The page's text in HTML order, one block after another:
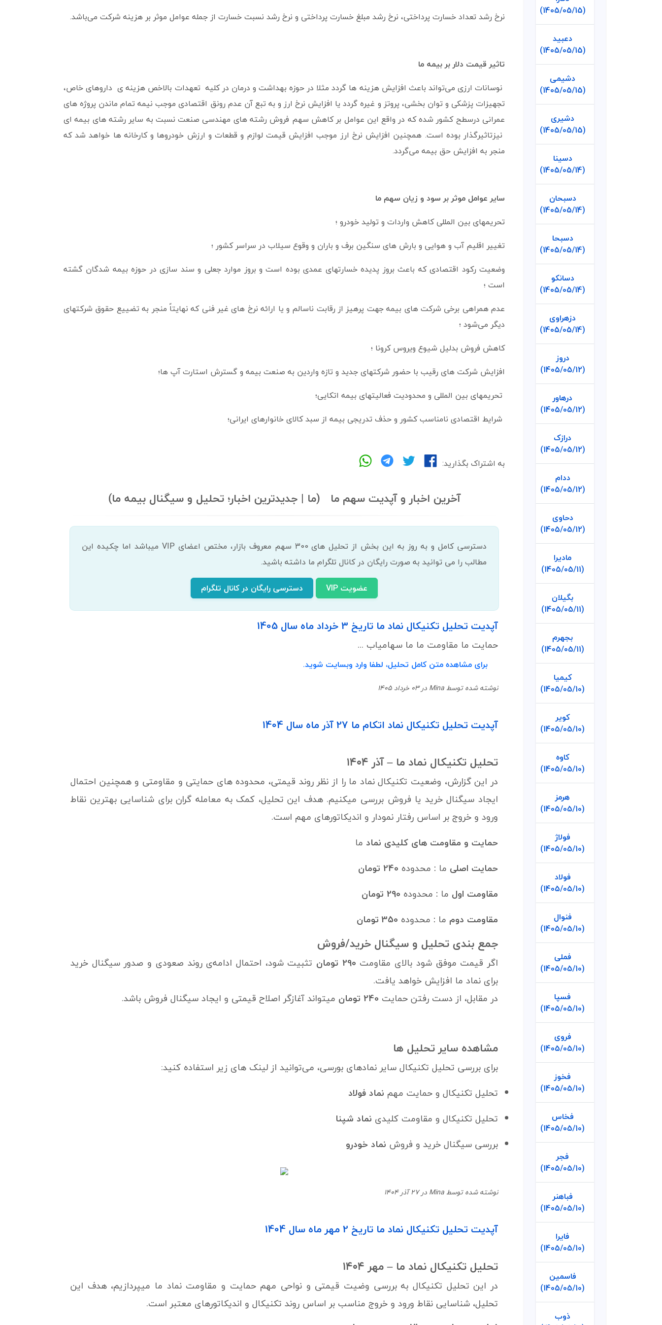
(1405/05/15)
دعبید
(1405/05/15)
دشیمی
(1405/05/15)
دشیری
(1405/05/15)
دسینا
(1405/05/14)
دسبحان
(1405/05/14)
دسبحا
(1405/05/14)
دسانکو
(1405/05/14)
دزهراوی
(1405/05/14)
دروز
(1405/05/12)
درهاور
(1405/05/12)
درازک
(1405/05/12)
ددام
(1405/05/12)
دحاوی
(1405/05/12)
مادیرا
(1405/05/11)
بگیلان
(1405/05/11)
بجهرم
(1405/05/11)
کیمیا
(1405/05/10)
کویر
(1405/05/10)
کاوه
(1405/05/10)
هرمز
(1405/05/10)
فولاژ
(1405/05/10)
فولاد
(1405/05/10)
فنوال
(1405/05/10)
فملی
(1405/05/10)
فسپا
(1405/05/10)
فروی
(1405/05/10)
فخوز
(1405/05/10)
فخاس
(1405/05/10)
فجر
(1405/05/10)
فباهنر
(1405/05/10)
فایرا
(1405/05/10)
فاسمین
(1405/05/10)
ذوب
نرخ رشد تعداد خسارت پرداختی، نرخ رشد مبلغ خسارت پرداختی و نرخ رشد نسبت خسارت از جمله عوامل موثر بر هزینه شرکت می‌باشد.
تاثیر قیمت دلار بر بیمه ما
نوسانات ارزی می‌تواند باعث افزایش هزینه ها گردد مثلا در حوزه بهداشت و درمان در کلیه تعهدات بالاخص هزینه ی داروهای خاص،
تجهیزات پزشکی و توان بخشی، پروتز و غیره گردد یا افزایش نرخ ارز و به تبع آن عدم رونق اقتصادی موجب نیمه تمام ماندن پروژه های
عمرانی درسطح کشور شده که در واقع این عوامل بر کاهش سهم فروش رشته های مهندسی صنعت نسبت به سایر رشته های بیمه ای
نیزتاثیرگذار بوده است. همچنین افزایش نرخ ارز موجب افزایش قیمت لوازم و قطعات و ارزش خودروها و کارخانه ها خواهد شد که
منجر به افزایش حق بیمه می‌گردد.
سایر عوامل موثر بر سود و زیان سهم ما
تحریمهای بین المللی کاهش واردات و تولید خودرو ؛
تغییر اقلیم آب و هوایی و بارش های سنگین برف و باران و وقوع سیلاب در سراسر کشور ؛
وضعیت رکود اقتصادی که باعث بروز پدیده خسارتهای عمدی بوده است و بروز موارد جعلی و سند سازی در حوزه بیمه شدگان گشته
است ؛
عدم همراهی برخی شرکت های بیمه جهت پرهیز از رقابت ناسالم و یا ارائه نرخ های غیر فنی که نهایتاً منجر به تضییع حقوق شرکتهای
دیگر می‌شود ؛
کاهش فروش بدلیل شیوع ویروس کرونا ؛
افزایش شرکت های رقیب با حضور شرکتهای جدید و تازه واردین به صنعت بیمه و گسترش استارت آپ ها؛
تحریمهای بین المللی و محدودیت فعالیتهای بیمه اتکایی؛
شرایط اقتصادی نامناسب کشور و حذف تدریجی بیمه از سبد کالای خانوارهای ایرانی؛
به اشتراک بگذارید:
آخرین اخبار و آپدیت سهم ما (ما | جدیدترین اخبار؛ تحلیل و سیگنال بیمه ما)
دسترسی کامل و به روز به این بخش از تحلیل های 300 سهم معروف بازار، مختص اعضای VIP میباشد اما چکیده این
مطالب را می توانید به صورت رایگان در کانال تلگرام ما داشته باشید.
عضویت VIP
دسترسی رایگان در کانال تلگرام
آپدیت تحلیل تکنیکال نماد ما تاریخ 3 خرداد ماه سال 1405
حمایت ما مقاومت ما ما سهامیاب ...
برای مشاهده متن کامل تحلیل، لطفا وارد وبسایت شوید.
نوشته شده توسط Mina در 03 خرداد 1405
آپدیت تحلیل تکنیکال نماد اتکام ما 27 آذر ماه سال 1404
تحلیل تکنیکال نماد ما– آذر ۱۴۰۴
در این گزارش، وضعیت تکنیکال نماد ما را از نظر روند قیمتی، محدوده های حمایتی و مقاومتی و همچنین احتمال
ایجاد سیگنال خرید یا فروش بررسی میکنیم. هدف این تحلیل، کمک به معامله گران برای شناسایی بهترین نقاط
ورود و خروج بر اساس رفتار نمودار و اندیکاتورهای مهم است.
حمایت‌ و مقاومت های کلیدی نماد ما
حمایت اصلی ما : محدوده 240 تومان
مقاومت اول ما : محدوده
مقاومت دوم ما : محدوده 350 تومان
جمع بندی تحلیل و سیگنال خرید/فروش
اگر قیمت موفق شود بالای مقاومت 290 تومان
تثبیت شود، احتمال ادامه‌ی روند صعودی و صدور سیگنال خرید
برای نماد ما افزایش خواهد یافت.
در مقابل، از دست رفتن حمایت 240 تومان میتواند آغازگر اصلاح قیمتی و ایجاد سیگنال فروش باشد.
مشاهده سایر تحلیل ها
برای بررسی تحلیل تکنیکال سایر نمادهای بورسی، می‌توانید از لینک های زیر استفاده کنید:
تحلیل تکنیکال و حمایت‌ مهم نماد فولاد
تحلیل تکنیکال و مقاومت کلیدی نماد شپنا
بررسی سیگنال خرید و فروش نماد خودرو
نوشته شده توسط Mina در 27 آذر 1404
آپدیت تحلیل تکنیکال نماد ما تاریخ 2 مهر ماه سال 1404
تحلیل تکنیکال نماد ما – مهر ۱۴۰۴
در این تحلیل تکنیکال به بررسی وضیت قیمتی و نواحی مهم حمایت و مقاومت نماد ما میپردازیم، هدف این
تحلیل، شناسایی نقاط ورود و خروج مناسب بر اساس روند تکنیکال و اندیکاتورهای معتبر است.